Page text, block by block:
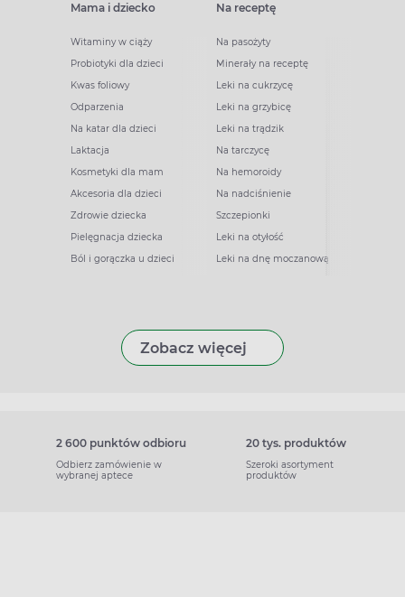
Mama i dziecko
Witaminy w ciąży
Probiotyki dla dzieci
Kwas foliowy
Odparzenia
Na katar dla dzieci
Laktacja
Kosmetyki dla mam
Akcesoria dla dzieci
Zdrowie dziecka
Pielęgnacja dziecka
Ból i gorączka u dzieci
Na receptę
Na pasożyty
Minerały na receptę
Leki na cukrzycę
Leki na grzybicę
Leki na trądzik
Na tarczycę
Na hemoroidy
Na nadciśnienie
Szczepionki
Leki na otyłość
Leki na dnę moczanową
Zobacz więcej
2 600 punktów odbioru
Odbierz zamówienie w
wybranej aptece
20 tys. produktów
Szeroki asortyment
produktów